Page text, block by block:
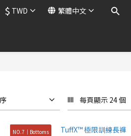
$ TWD 繁體中文
每頁顯示 24 個
NO.7｜Bottoms